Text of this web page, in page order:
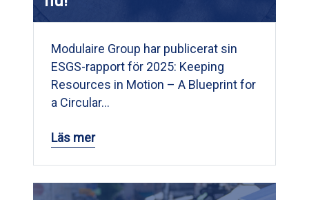
Modulaire Group har publicerat sin
ESGS-rapport för 2025: Keeping
Resources in Motion – A Blueprint for
a Circular…
Läs mer